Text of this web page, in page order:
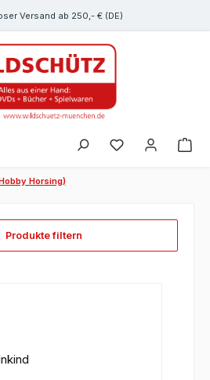
Versand ab 250,- € (DE)
Du hast 0
Horsing)
Produkte filtern